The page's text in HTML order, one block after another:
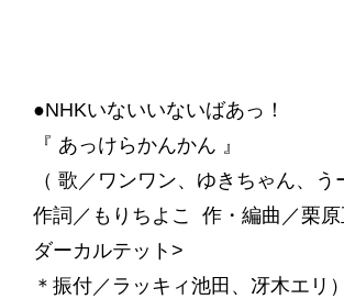
●NHKいないいないばあっ！
『 あっけらかんかん 』
（ 歌／ワンワン、ゆきちゃん、う
作詞／もりちよこ 作・編曲／栗
ダーカルテット>‬
＊振付／ラッキィ池田、冴木エリ）